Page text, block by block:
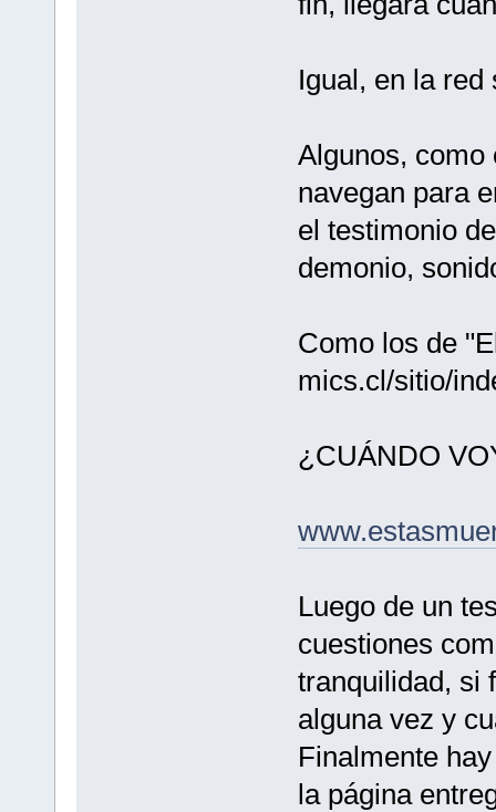
Igual, en la red
Algunos, como
navegan para
el testimonio
demonio,
Como los de
mics.cl/sitio/
¿CUÁNDO
Luego de un
cuestiones
tranquilidad, si
alguna vez y
Finalmente
la página